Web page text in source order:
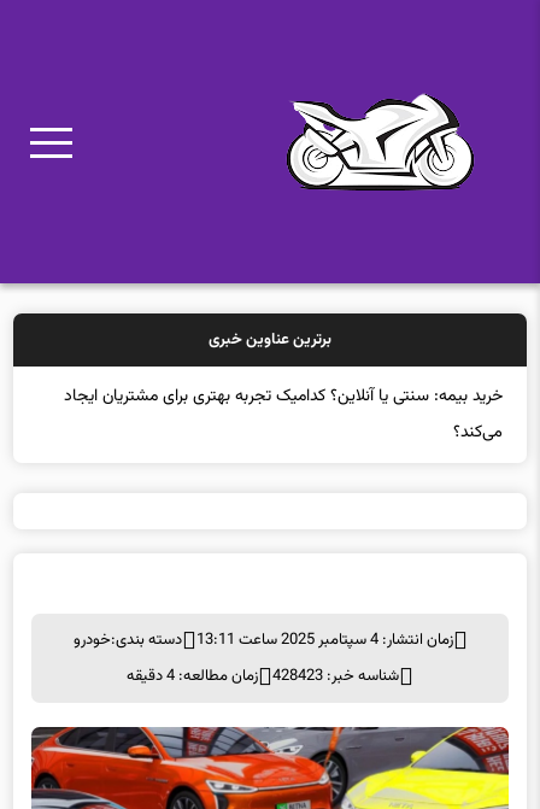
برترین عناوین خبری
خرید بیمه: سنتی یا آنلاین؟ کدامیک تجربه بهتری برای مشتریان ایجاد
می‌کند؟
زمان انتشار: 4 سپتامبر 2025 ساعت 13:11 دسته بندی:خودرو
شناسه خبر: 428423
زمان مطالعه: 4 دقیقه